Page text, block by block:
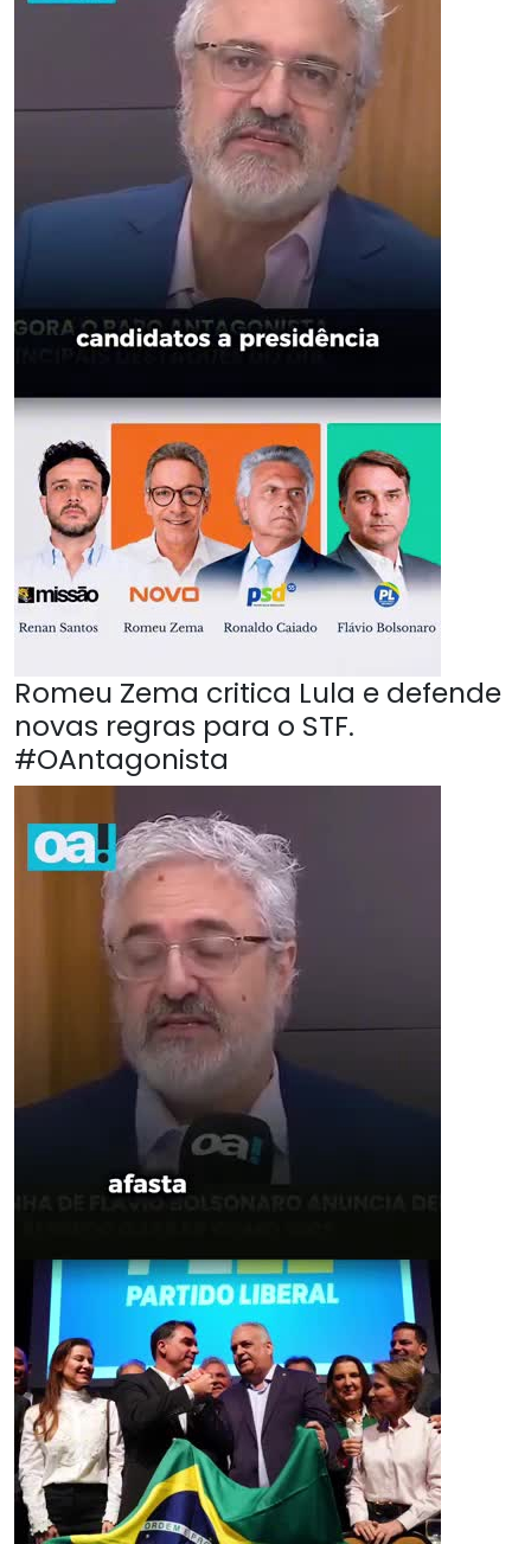
Romeu Zema critica Lula e defende
novas regras para o STF.
#OAntagonista